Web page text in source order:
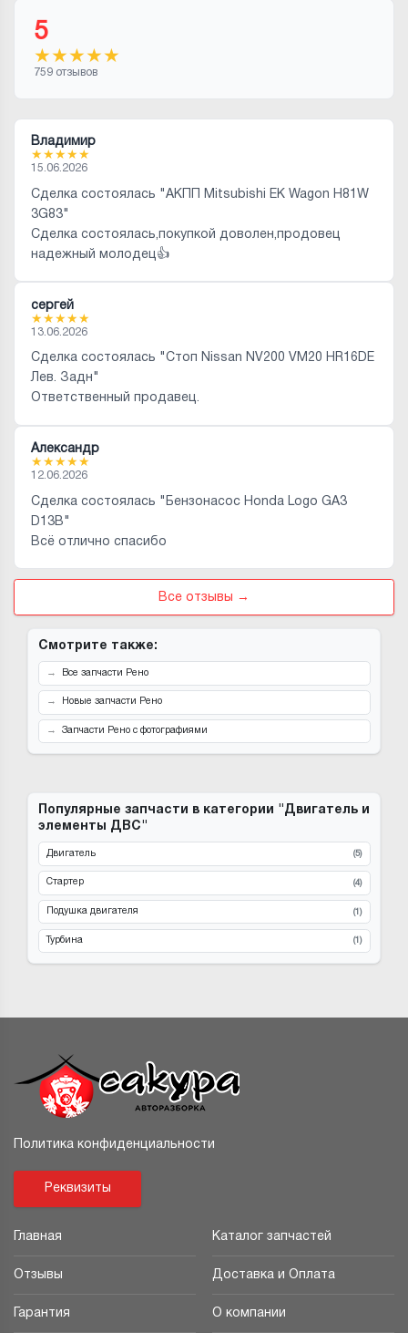
5
★★★★★
759 отзывов
Владимир
★★★★★
15.06.2026
Сделка состоялась "АКПП Mitsubishi EK Wagon H81W
3G83"
Сделка состоялась,покупкой доволен,продовец
надежный молодец👍
сергей
★★★★★
13.06.2026
Сделка состоялась "Стоп Nissan NV200 VM20 HR16DE
Лев. Задн"
Ответственный продавец.
Александр
★★★★★
12.06.2026
Сделка состоялась "Бензонасос Honda Logo GA3
D13B"
Всё отлично спасибо
Все отзывы →
Смотрите также:
Все запчасти Рено
Новые запчасти Рено
Запчасти Рено с фотографиями
Популярные запчасти в категории "Двигатель и
элементы ДВС"
Двигатель (5)
Стартер (4)
Подушка двигателя (1)
Турбина (1)
Политика конфиденциальности
Реквизиты
Главная Каталог запчастей
Отзывы Доставка и Оплата
Гарантия О компании